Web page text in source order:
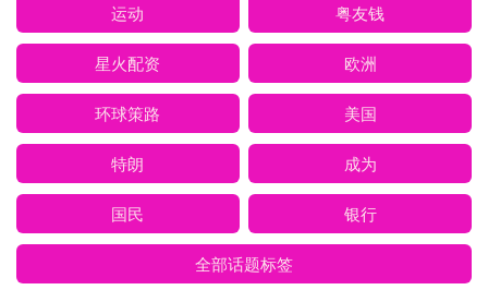
运动 粤友钱
星火配资 欧洲
环球策路 美国
特朗 成为
国民 银行
全部话题标签